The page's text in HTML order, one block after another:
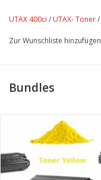
UTAX 400ci / UTAX- Toner/
Zur Wunschliste hinzufügen
Bundles